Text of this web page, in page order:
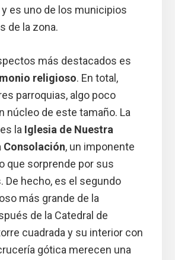
y es uno de los municipios
de la zona.
más destacados es
religioso. En total,
parroquias, algo poco
núcleo de este tamaño. La
la Iglesia de Nuestra
Consolación, un imponente
que sorprende por sus
De hecho, es el segundo
más grande de la
de la Catedral de
cuadrada y su interior con
gótica merecen una